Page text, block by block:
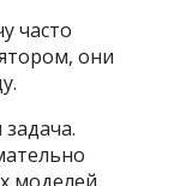
часто
они